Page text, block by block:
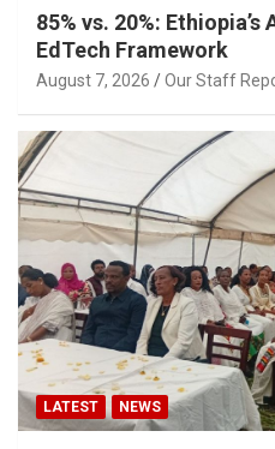
85% vs. 20%: Ethiopia’s
EdTech Framework
August 7, 2026 Our Staff
LATEST NEWS